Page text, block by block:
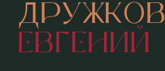
ДРУЖКОВ
ЕВГЕНИЙ